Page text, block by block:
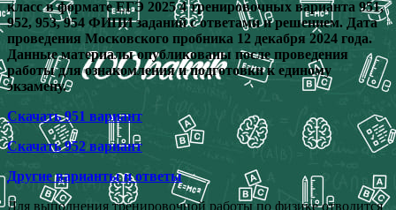
класс в формате ЕГЭ 2025 4 тренировочных варианта 951,
952, 953, 954 ФИПИ заданий с ответами и решением. Дата
проведения Московского пробника 12 декабря 2024 года.
Данные материалы опубликованы после проведения
работы для ознакомления и подготовки к единому
экзамену.
Скачать 951 вариант
Скачать 952 вариант
Другие варианты и ответы
Для выполнения тренировочной работы по физике отводится